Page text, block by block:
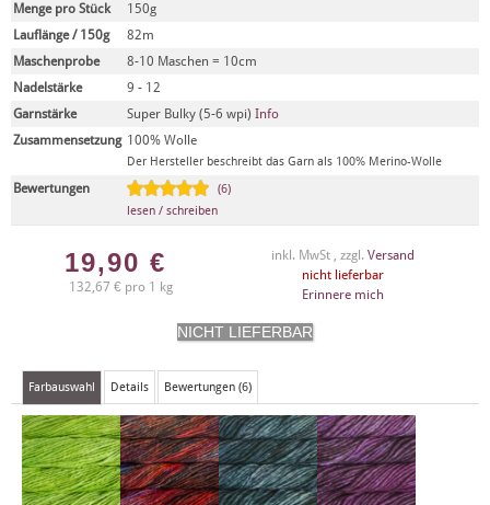
Menge pro Stück
150g
Lauflänge / 150g
82m
Maschenprobe
8-10 Maschen = 10cm
Nadelstärke
9 - 12
Garnstärke
Super Bulky (5-6 wpi) Info
Zusammensetzung 100% Wolle
Der Hersteller beschreibt das Garn als 100% Merino-Wolle
Bewertungen
(6)
lesen / schreiben
19,90 €
132,67 € pro 1 kg
inkl. MwSt , zzgl. Versand
nicht lieferbar
Erinnere mich
Farbauswahl Details Bewertungen (6)